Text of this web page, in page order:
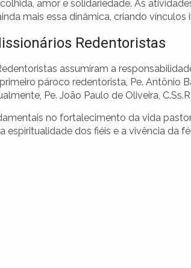
amor e solidariedade. As
mais essa dinâmica, criando
Redentoristas
assumiram a
pároco redentorista, Pe. Antônio
Pe. João Paulo de Oliveira,
no fortalecimento da vida
espiritualidade dos fiéis e a vivência da fé.